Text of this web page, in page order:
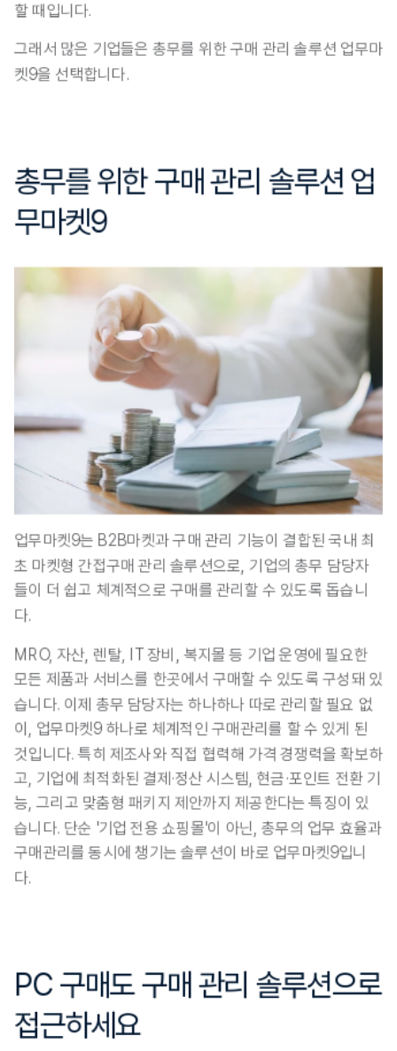
할 때입니다.
그래서 많은 기업들은 총무를 위한 구매 관리 솔루션 업무마
켓9을 선택합니다.
총무를 위한 구매 관리 솔루션 업
무마켓9
업무마켓9는 B2B마켓과 구매 관리 기능이 결합된 국내 최
초 마켓형 간접구매 관리 솔루션으로, 기업의 총무 담당자
들이 더 쉽고 체계적으로 구매를 관리할 수 있도록 돕습니
다.
MRO, 자산, 렌탈, IT 장비, 복지몰 등 기업 운영에 필요한
모든 제품과 서비스를 한곳에서 구매할 수 있도록 구성돼 있
습니다. 이제 총무 담당자는 하나하나 따로 관리할 필요 없
이, 업무마켓9 하나로 체계적인 구매관리를 할 수 있게 된
것입니다. 특히 제조사와 직접 협력해 가격 경쟁력을 확보하
고, 기업에 최적화된 결제·정산 시스템, 현금·포인트 전환 기
능, 그리고 맞춤형 패키지 제안까지 제공한다는 특징이 있
습니다. 단순 '기업 전용 쇼핑몰'이 아닌, 총무의 업무 효율과
구매관리를 동시에 챙기는 솔루션이 바로 업무마켓9입니
다.
PC 구매도 구매 관리 솔루션으로
접근하세요